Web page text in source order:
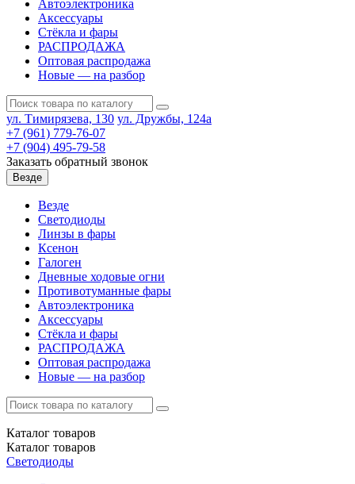
Автоэлектроника
Аксессуары
Стёкла и фары
РАСПРОДАЖА
Оптовая распродажа
Новые — на разбор
ул. Тимирязева, 130 ул. Дружбы, 124а
+7 (961) 779-76-07
+7 (904) 495-79-58
Заказать обратный звонок
Везде
Везде
Светодиоды
Линзы в фары
Ксенон
Галоген
Дневные ходовые огни
Противотуманные фары
Автоэлектроника
Аксессуары
Стёкла и фары
РАСПРОДАЖА
Оптовая распродажа
Новые — на разбор
Каталог товаров
Каталог товаров
Светодиоды